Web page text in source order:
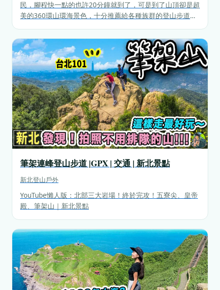
民，腳程快一點的也許20分鐘就到了，可是到了山頂卻是超
美的360環山環海景色，十分推薦給各種族群的登山步道，
拜訪。
筆架連峰登山步道 |GPX | 交通 | 新北景點
新北登山戶外
YouTube懶人版：北部三大岩場！終於完攻！五寮尖、皇帝
殿、筆架山｜新北景點